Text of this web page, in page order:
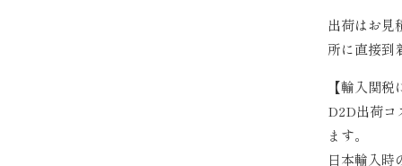
出荷はお見
所に直接到
【輸入関
D2D出荷コ
ます。
日本輸入時